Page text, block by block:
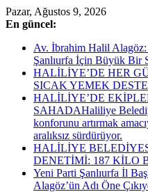
Skip
to
Pazar, Ağustos 9, 2026
En güncel:
Av. İbrahim Halil
Şanlıurfa İçin Büyük Bir
HALİLİYE’DE HER
SICAK YEMEK
HALİLİYE’DE
SAHADAHaliliye
konforunu artırmak
aralıksız sürdürüyor.
HALİLİYE
DENETİMİ: 187 KİLO
Yeni Parti Şanlıurfa İl
Alagöz’ün Adı Öne